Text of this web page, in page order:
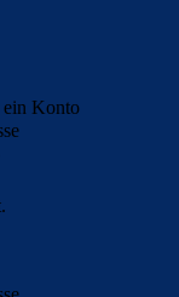
Konto